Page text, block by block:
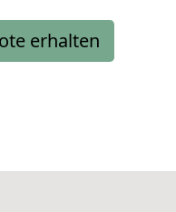
erhalten